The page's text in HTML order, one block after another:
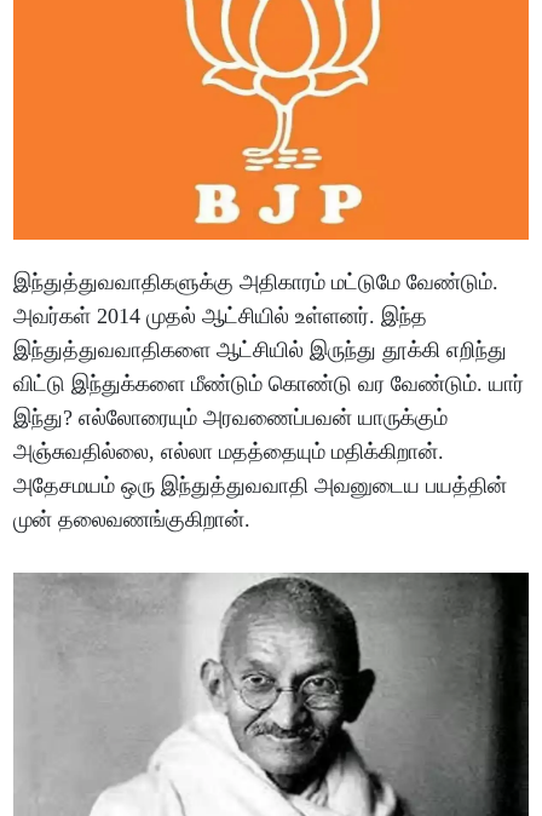
இந்துத்துவவாதிகளுக்கு அதிகாரம் மட்டுமே வேண்டும்.
அவர்கள் 2014 முதல் ஆட்சியில் உள்ளனர். இந்த
இந்துத்துவவாதிகளை ஆட்சியில் இருந்து தூக்கி எறிந்து
விட்டு இந்துக்களை மீண்டும் கொண்டு வர வேண்டும். யார்
இந்து? எல்லோரையும் அரவணைப்பவன் யாருக்கும்
அஞ்சுவதில்லை, எல்லா மதத்தையும் மதிக்கிறான்.
அதேசமயம் ஒரு இந்துத்துவவாதி அவனுடைய பயத்தின்
முன் தலைவணங்குகிறான்.